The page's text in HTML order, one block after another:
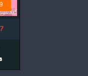
7